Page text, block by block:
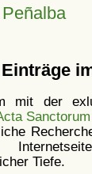
mit der
Sanctorum
Tiefe.